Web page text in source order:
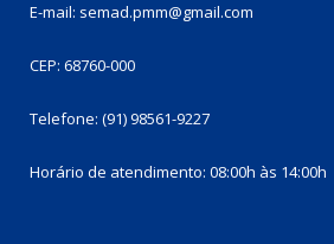
E-mail: semad.pmm@gmail.com
CEP: 68760-000
Telefone: (91) 98561-9227
Horário de atendimento: 08:00h às 14:00h